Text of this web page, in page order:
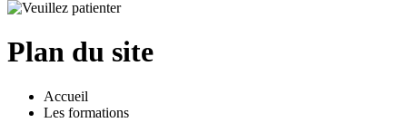
Plan du site
Accueil
Les formations